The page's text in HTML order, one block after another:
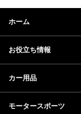
ホーム
お役立ち情報
カー用品
モータースポーツ